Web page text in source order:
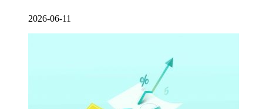
2026-06-11